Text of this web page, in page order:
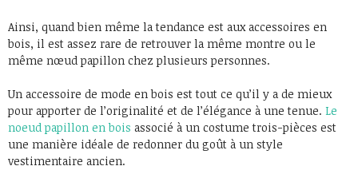
Ainsi, quand bien même la tendance est aux accessoires en
bois, il est assez rare de retrouver la même montre ou le
même nœud papillon chez plusieurs personnes.
Un accessoire de mode en bois est tout ce qu’il y a de mieux
pour apporter de l’originalité et de l’élégance à une tenue. Le
noeud papillon en bois associé à un costume trois-pièces est
une manière idéale de redonner du goût à un style
vestimentaire ancien.